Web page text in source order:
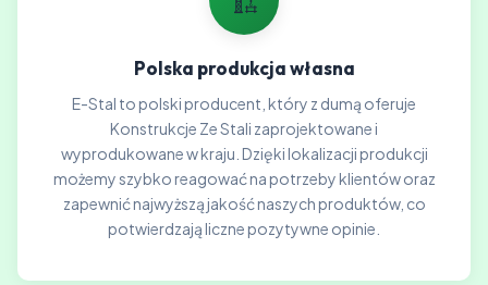
Polska produkcja własna
E-Stal to polski producent, który z dumą oferuje
Konstrukcje Ze Stali zaprojektowane i
wyprodukowane w kraju. Dzięki lokalizacji produkcji
możemy szybko reagować na potrzeby klientów oraz
zapewnić najwyższą jakość naszych produktów, co
potwierdzają liczne pozytywne opinie.